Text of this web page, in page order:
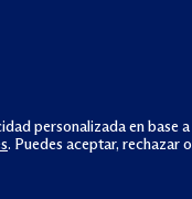
personalizada en base
. Puedes aceptar, rechazar